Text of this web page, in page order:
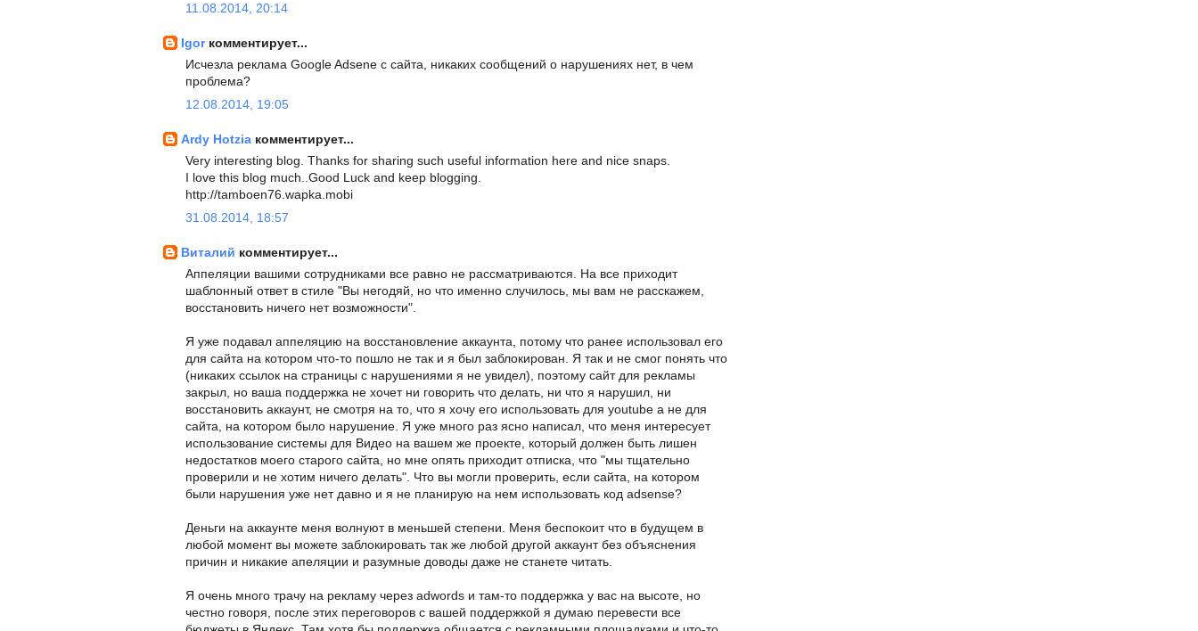
11.08.2014, 20:14
Igor комментирует...
Исчезла реклама Google Adsene с сайта, никаких сообщений о нарушениях нет, в чем
проблема?
12.08.2014, 19:05
Ardy Hotzia комментирует...
Very interesting blog. Thanks for sharing such useful information here and nice snaps.
I love this blog much..Good Luck and keep blogging.
http://tamboen76.wapka.mobi
31.08.2014, 18:57
Виталий комментирует...
Аппеляции вашими сотрудниками все равно не рассматриваются. На все приходит
шаблонный ответ в стиле "Вы негодяй, но что именно случилось, мы вам не расскажем,
восстановить ничего нет возможности".
Я уже подавал аппеляцию на восстановление аккаунта, потому что ранее использовал его
для сайта на котором что-то пошло не так и я был заблокирован. Я так и не смог понять что
(никаких ссылок на страницы с нарушениями я не увидел), поэтому сайт для рекламы
закрыл, но ваша поддержка не хочет ни говорить что делать, ни что я нарушил, ни
восстановить аккаунт, не смотря на то, что я хочу его использовать для youtube а не для
сайта, на котором было нарушение. Я уже много раз ясно написал, что меня интересует
использование системы для Видео на вашем же проекте, который должен быть лишен
недостатков моего старого сайта, но мне опять приходит отписка, что "мы тщательно
проверили и не хотим ничего делать". Что вы могли проверить, если сайта, на котором
были нарушения уже нет давно и я не планирую на нем использовать код adsense?
Деньги на аккаунте меня волнуют в меньшей степени. Меня беспокоит что в будущем в
любой момент вы можете заблокировать так же любой другой аккаунт без объяснения
причин и никакие апеляции и разумные доводы даже не станете читать.
Я очень много трачу на рекламу через adwords и там-то поддержка у вас на высоте, но
честно говоря, после этих переговоров с вашей поддержкой я думаю перевести все